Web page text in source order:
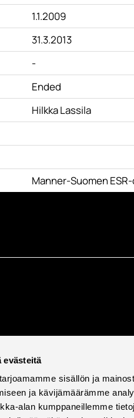
evästeitä
sisällön ja
ja kävijämäärämme
alan kumppaneillemme
1.1.2009
31.3.2013
-
Ended
Hilkka Lassila
Manner-Suomen